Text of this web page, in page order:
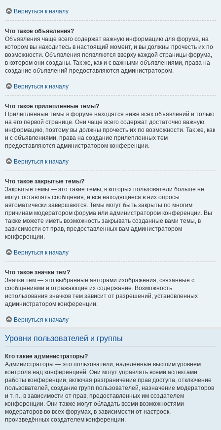
Вернуться к началу
Что такое объявления?
Объявления чаще всего содержат важную информацию для форума, на
котором вы находитесь в настоящий момент, и вы должны прочесть их по
возможности. Объявления появляются вверху каждой страницы форума,
в котором они созданы. Так же, как и с важными объявлениями, права на
создание объявлений предоставляются администратором.
Вернуться к началу
Что такое прилепленные темы?
Прилепленные темы в форуме находятся ниже всех объявлений и только
на его первой странице. Они чаще всего содержат достаточно важную
информацию, поэтому вы должны прочесть их по возможности. Так же, как
и с объявлениями, права на создание прилепленных тем
предоставляются администратором конференции.
Вернуться к началу
Что такое закрытые темы?
Закрытые темы — это такие темы, в которых пользователи больше не
могут оставлять сообщения, и все находящиеся в них опросы
автоматически завершаются. Темы могут быть закрыты по многим
причинам модератором форума или администратором конференции. Вы
также можете иметь возможность закрывать созданные вами темы, в
зависимости от прав, предоставленных вам администратором
конференции.
Вернуться к началу
Что такое значки тем?
Значки тем — это выбранные авторами изображения, связанные с
сообщениями и отражающие их содержание. Возможность
использования значков тем зависит от разрешений, установленных
администратором конференции.
Вернуться к началу
Уровни пользователей и группы
Кто такие администраторы?
Администраторы — это пользователи, наделённые высшим уровнем
контроля над конференцией. Они могут управлять всеми аспектами
работы конференции, включая разграничение прав доступа, отключение
пользователей, создание групп пользователей, назначение модераторов
и т. п., в зависимости от прав, предоставленных им создателем
конференции. Они также могут обладать всеми возможностями
модераторов во всех форумах, в зависимости от настроек,
произведённых создателем конференции.